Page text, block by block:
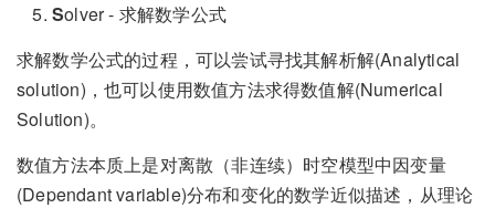
Solver - 求解数学公式
求解数学公式的过程，可以尝试寻找其解析解(Analytical
solution)，也可以使用数值方法求得数值解(Numerical
Solution)。
数值方法本质上是对离散（非连续）时空模型中因变量
(Dependant variable)分布和变化的数学近似描述，从理论